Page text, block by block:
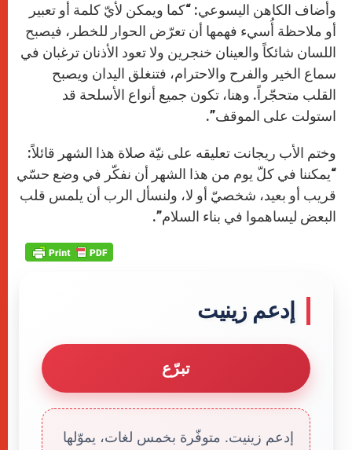
وأضاف الكاهن اليسوعي: “كما ويمكن لأيّ كلمة أو تعبير
أو ملاحظة أُسيء فهمها أن تعرّض الحوار للخطر، فيصبح
اللسان شائكاً والعينان خنجرين ولا تعود الأذنان ترغبان في
سماع الخير والفرح والاحترام، فتنغلق اليدان ويصبح
القلب متحجّراً. وهنا، تكون جميع أنواع الأسلحة قد
استولت على الموقف”.
وختم الأب ريجانت تعليقه على نيّة صلاة هذا الشهر قائلاً:
“يمكننا في كلّ يوم من هذا الشهر أن نفكّر في وضع حسّي
قريب أو بعيد، شخصيّ أو لا، ولنسأل الرب أن يلمس قلب
البعض ليساهموا في بناء السلام”.
إدعم زينيت
تبرّع
إدعم زينيت. متوفّرة بخمس لغات، يموّلها